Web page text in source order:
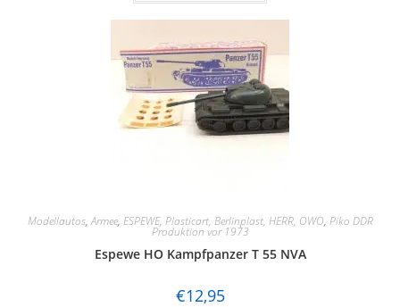
Modellautos,Armee, ESPEWE, Plasticart, Berlinplast, HERR, OWO, Piko DDR
Produktion vor 1973
Espewe HO Kampfpanzer T 55 NVA
€12,95